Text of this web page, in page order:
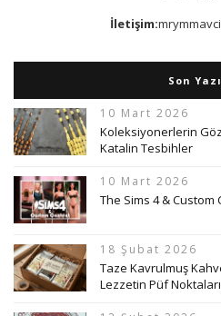
İletişim:
Son
10 Mart 2026
Koleksiyonerlerin
Katalin Tesbihler
10 Mart 2026
The Sims 4 & Custom
18 Şubat 2026
Taze Kavrulmuş
Lezzetin Püf Noktaları